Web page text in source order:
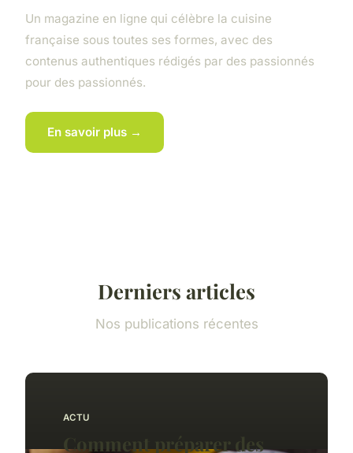
Un magazine en ligne qui célèbre la cuisine
française sous toutes ses formes, avec des
contenus authentiques rédigés par des passionnés
pour des passionnés.
En savoir plus →
Derniers articles
Nos publications récentes
ACTU
Comment préparer des